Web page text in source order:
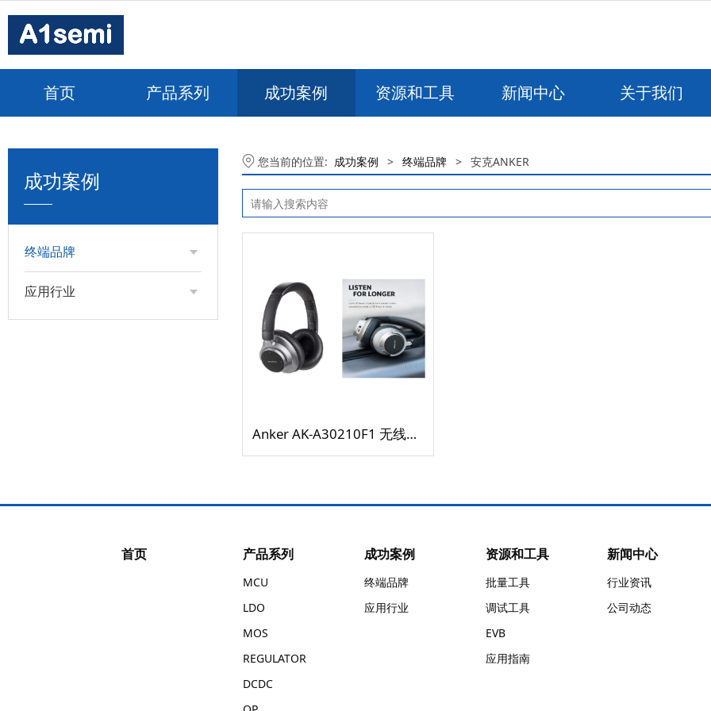
首页 产品系列 成功案例 资源和工具 新闻中心 关于我们
成功案例
终端品牌
应用行业
您当前的位置: 成功案例 > 终端品牌 > 安克ANKER
Anker AK-A30210F1 无线降噪触摸耳机
首页 产品系列
MCU
LDO
MOS
REGULATOR
DCDC
成功案例
终端品牌
应用行业
资源和工具
批量工具
调试工具
EVB
应用指南
新闻中心
行业资讯
公司动态